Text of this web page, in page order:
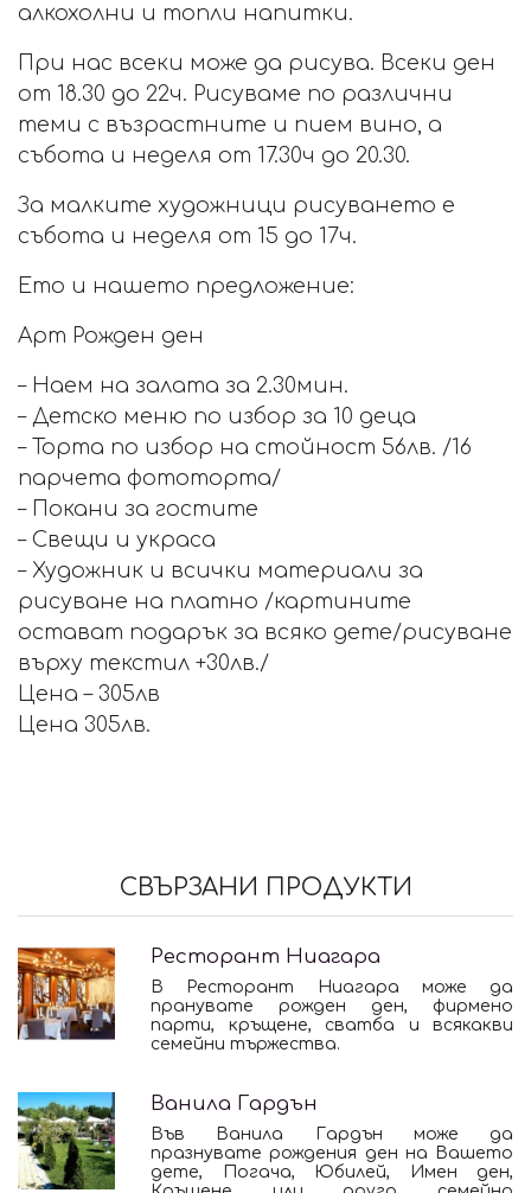
алкохолни и топли напитки.
При нас всеки може да рисува. Всеки ден
от 18.30 до 22ч. Рисуваме по различни
теми с възрастните и пием вино, а
събота и неделя от 17.30ч до 20.30.
За малките художници рисуването е
събота и неделя от 15 до 17ч.
Ето и нашето предложение:
Арт Рожден ден
– Наем на залата за 2.30мин.
– Детско меню по избор за 10 деца
– Торта по избор на стойност 56лв. /16
парчета фототорта/
– Покани за гостите
– Свещи и украса
– Художник и всички материали за
рисуване на платно /картините
остават подарък за всяко дете/рисуване
върху текстил +30лв./
Цена – 305лв
Цена 305лв.
СВЪРЗАНИ ПРОДУКТИ
Ресторант Ниагара
В Ресторант Ниагара може да
пранувате рожден ден, фирмено
парти, кръщене, сватба и всякакви
семейни тържества.
Ванила Гардън
Във Ванила Гардън може да
празнувате рождения ден на Вашето
дете, Погача, Юбилей, Имен ден,